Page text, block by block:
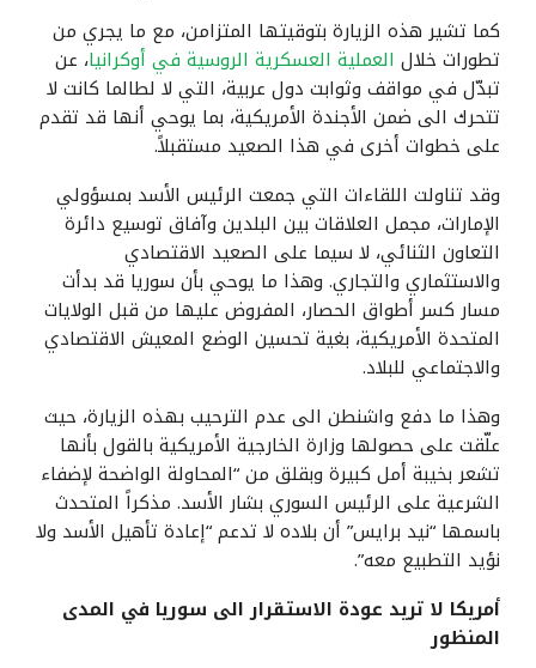
كما تشير هذه الزيارة بتوقيتها المتزامن، مع ما يجري من
تطورات خلال العملية العسكرية الروسية في أوكرانيا، عن
تبدّل في مواقف وثوابت دول عربية، التي لا لطالما كانت لا
تتحرك الى ضمن الأجندة الأمريكية، بما يوحي أنها قد تقدم
على خطوات أخرى في هذا الصعيد مستقبلاً.
وقد تناولت اللقاءات التي جمعت الرئيس الأسد بمسؤولي
الإمارات، مجمل العلاقات بين البلدين وآفاق توسيع دائرة
التعاون الثنائي، لا سيما على الصعيد الاقتصادي
والاستثماري والتجاري. وهذا ما يوحي بأن سوريا قد بدأت
مسار كسر أطواق الحصار، المفروض عليها من قبل الولايات
المتحدة الأمريكية، بغية تحسين الوضع المعيش الاقتصادي
والاجتماعي للبلاد.
وهذا ما دفع واشنطن الى عدم الترحيب بهذه الزيارة، حيث
علّقت على حصولها وزارة الخارجية الأمريكية بالقول بأنها
تشعر بخيبة أمل كبيرة وبقلق من “المحاولة الواضحة لإضفاء
الشرعية على الرئيس السوري بشار الأسد. مذكراً المتحدث
باسمها “نيد برايس” أن بلاده لا تدعم “إعادة تأهيل الأسد ولا
نؤيد التطبيع معه”.
أمريكا لا تريد عودة الاستقرار الى سوريا في المدى
المنظور